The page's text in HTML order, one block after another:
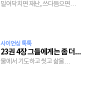
밀어닥치면 재난, 쓰다듬으면
사이언싱 톡톡
23권 4장 그들에게는 좀 더 특별한 물
물에서 기도하고 씻고 삶을